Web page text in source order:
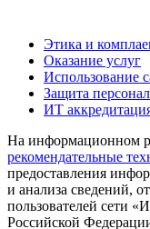
Этика и
Оказание услуг
Использование
Защита
ИТ
На информационном
рекомендательные
предоставления
и анализа сведений,
пользователей сети
Российской